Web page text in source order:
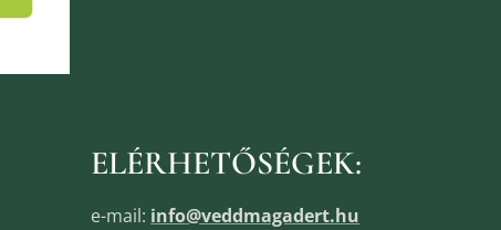
ELÉRHETŐSÉGEK:
e-mail: info@veddmagadert.hu